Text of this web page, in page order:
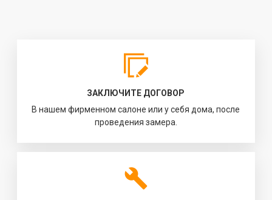
ЗАКЛЮЧИТЕ ДОГОВОР
В нашем фирменном салоне или у себя дома, после
проведения замера.